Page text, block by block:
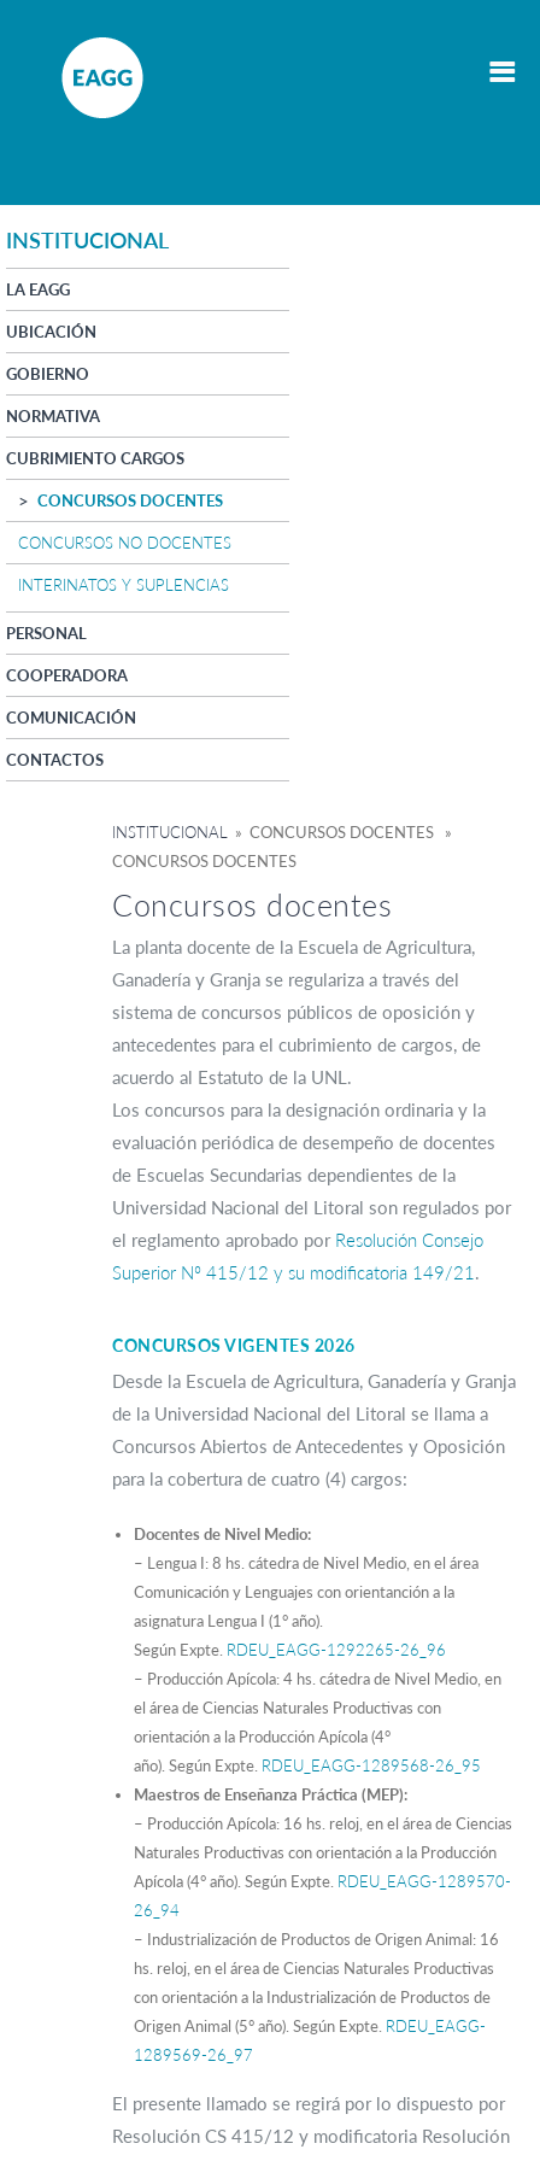
INSTITUCIONAL
LA EAGG
UBICACIÓN
GOBIERNO
NORMATIVA
CUBRIMIENTO CARGOS
CONCURSOS DOCENTES
CONCURSOS NO DOCENTES
INTERINATOS Y SUPLENCIAS
PERSONAL
COOPERADORA
COMUNICACIÓN
CONTACTOS
INSTITUCIONAL
» CONCURSOS DOCENTES »
CONCURSOS DOCENTES
Concursos docentes
La planta docente de la Escuela de Agricultura,
Ganadería y Granja se regulariza a través del
sistema de concursos públicos de oposición y
antecedentes para el cubrimiento de cargos, de
acuerdo al Estatuto de la UNL.
Los concursos para la designación ordinaria y la
evaluación periódica de desempeño de docentes
de Escuelas Secundarias dependientes de la
Universidad Nacional del Litoral son regulados por
el reglamento aprobado por Resolución Consejo
Superior Nº 415/12 y su modificatoria 149/21 .
CONCURSOS VIGENTES 2026
Desde la Escuela de Agricultura, Ganadería y Granja
de la Universidad Nacional del Litoral se llama a
Concursos Abiertos de Antecedentes y Oposición
para la cobertura de cuatro (4) cargos:
Docentes de Nivel Medio:
– Lengua I: 8 hs. cátedra de Nivel Medio, en el área
Comunicación y Lenguajes con orientanción a la
asignatura Lengua I (1° año).
Según Expte. RDEU_EAGG-1292265-26_96
– Producción Apícola: 4 hs. cátedra de Nivel Medio, en
el área de Ciencias Naturales Productivas con
orientación a la Producción Apícola (4°
año). Según Expte. RDEU_EAGG-1289568-26_95
Maestros de Enseñanza Práctica (MEP):
– Producción Apícola: 16 hs. reloj, en el área de Ciencias
Naturales Productivas con orientación a la Producción
Apícola (4° año). Según Expte. RDEU_EAGG-1289570-
26_94
– Industrialización de Productos de Origen Animal: 16
hs. reloj, en el área de Ciencias Naturales Productivas
con orientación a la Industrialización de Productos de
Origen Animal (5° año). Según Expte. RDEU_EAGG-
1289569-26_97
El presente llamado se regirá por lo dispuesto por
Resolución CS 415/12 y modificatoria Resolución